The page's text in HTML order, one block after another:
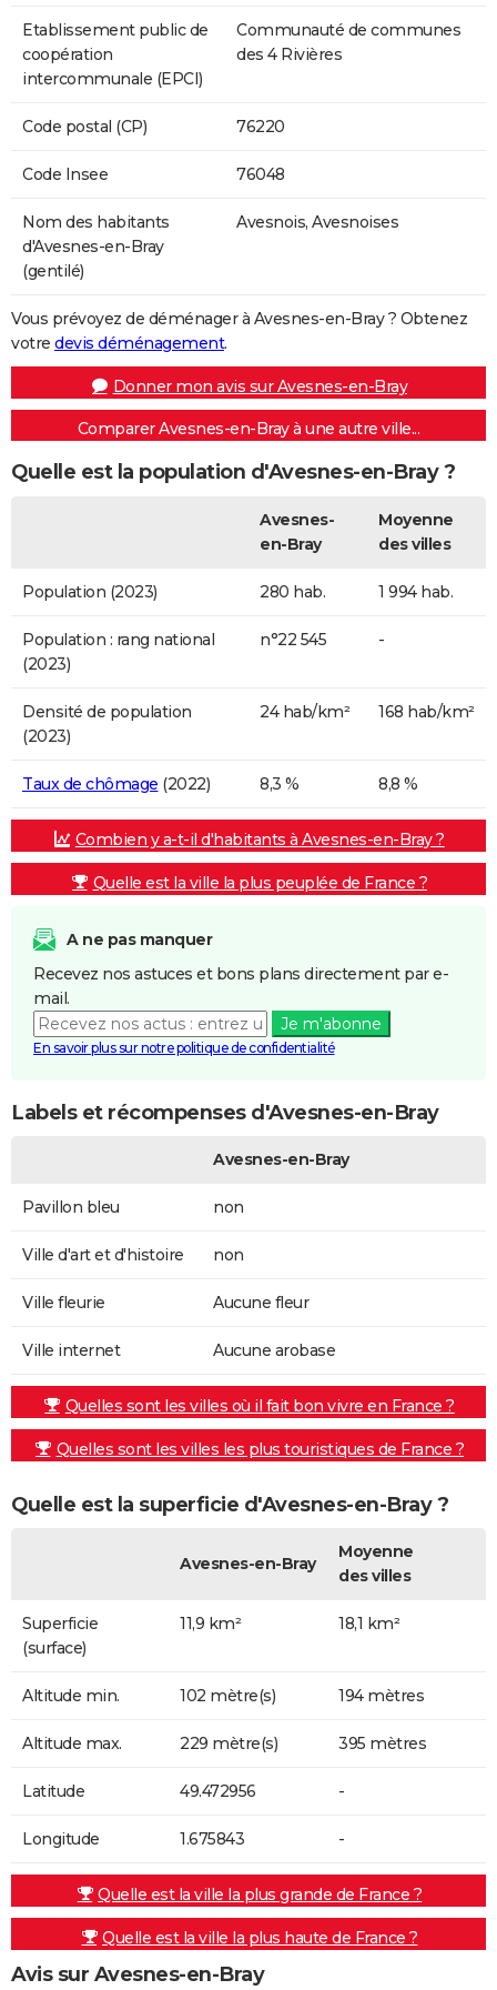
Etablissement public de
coopération
intercommunale (EPCI)
Communauté de communes
des 4 Rivières
Code postal (CP) 76220
Code Insee 76048
Nom des habitants
d'Avesnes-en-Bray
(gentilé)
Avesnois, Avesnoises
Vous prévoyez de déménager à Avesnes-en-Bray ? Obtenez
votre devis déménagement.
Donner mon avis sur Avesnes-en-Bray
Comparer Avesnes-en-Bray à une autre ville...
Quelle est la population d'Avesnes-en-Bray ?
Avesnes-
en-Bray
Moyenne
des villes
Population (2023) 280 hab. 1 994 hab.
Population : rang national
(2023)
n°22 545 -
Densité de population
(2023)
24 hab/km² 168 hab/km²
Taux de chômage (2022) 8,3 % 8,8 %
Combien y a-t-il d'habitants à Avesnes-en-Bray ?
Quelle est la ville la plus peuplée de France ?
A ne pas manquer
Recevez nos astuces et bons plans directement par e-
mail.
Je m'abonne
En savoir plus sur notre politique de confidentialité
Labels et récompenses d'Avesnes-en-Bray
Avesnes-en-Bray
Pavillon bleu non
Ville d'art et d'histoire non
Ville fleurie Aucune fleur
Ville internet Aucune arobase
Quelles sont les villes où il fait bon vivre en France ?
Quelles sont les villes les plus touristiques de France ?
Quelle est la superficie d'Avesnes-en-Bray ?
Avesnes-en-Bray
Moyenne
des villes
Superficie
(surface)
11,9 km² 18,1 km²
Altitude min. 102 mètre(s) 194 mètres
Altitude max. 229 mètre(s) 395 mètres
Latitude 49.472956 -
Longitude 1.675843 -
Quelle est la ville la plus grande de France ?
Quelle est la ville la plus haute de France ?
Avis sur Avesnes-en-Bray